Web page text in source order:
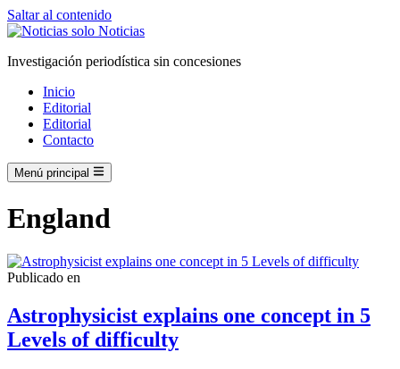
Saltar al contenido
Investigación periodística sin concesiones
Inicio
Editorial
Editorial
Contacto
Menú principal
England
Publicado en
Astrophysicist explains one concept in 5
Levels of difficulty